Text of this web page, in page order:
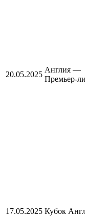
20.05.2025
Англия —
Премьер-
17.05.2025 Кубок